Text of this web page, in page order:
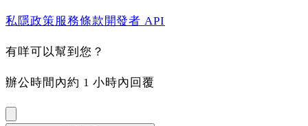
私隱政策 服務條款 開發者 API
有咩可以幫到您？
辦公時間內約 1 小時內回覆